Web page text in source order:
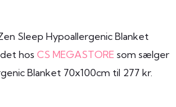
Sleep Hypoallergenic Blanket
hos CS MEGASTORE som sælger
Blanket 70x100cm til 277 kr.